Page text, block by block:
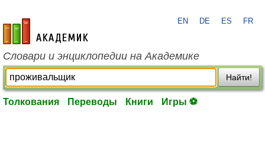
academic.ru
EN DE ES FR
Словари и энциклопедии на Академике
Найти!
Толкования Переводы Книги Игры ⚽